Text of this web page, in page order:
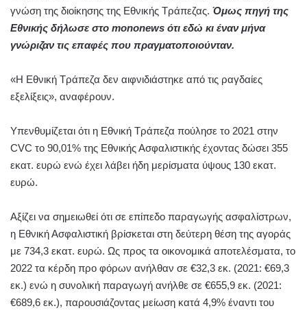
γνώση της διοίκησης της Εθνικής Τράπεζας. Όμως πηγή της
Εθνικής δήλωσε στο mononews ότι εδώ κι έναν μήνα
γνώριζαν τις επαφές που πραγματοποιούνταν.
«Η Εθνική Τράπεζα δεν αιφνιδιάστηκε από τις ραγδαίες
εξελίξεις», αναφέρουν.
Υπενθυμίζεται ότι η Εθνική Τράπεζα πούλησε το 2021 στην
CVC το 90,01% της Εθνικής Ασφαλιστικής έχοντας δώσει 355
εκατ. ευρώ ενώ έχει λάβει ήδη μερίσματα ύψους 130 εκατ.
ευρώ.
Αξίζει να σημειωθεί ότι σε επίπεδο παραγωγής ασφαλίστρων,
η Εθνική Ασφαλιστική βρίσκεται στη δεύτερη θέση της αγοράς
με 734,3 εκατ. ευρώ. Ως προς τα οικονομικά αποτελέσματα, το
2022 τα κέρδη προ φόρων ανήλθαν σε €32,3 εκ. (2021: €69,3
εκ.) ενώ η συνολική παραγωγή ανήλθε σε €655,9 εκ. (2021:
€689,6 εκ.), παρουσιάζοντας μείωση κατά 4,9% έναντι του